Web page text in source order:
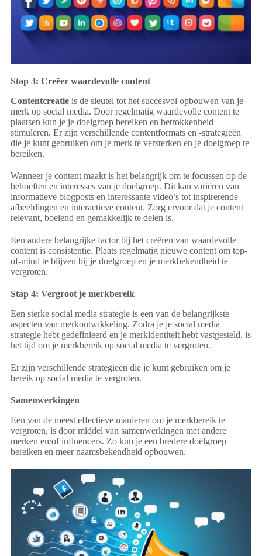
Stap 3: Creëer waardevolle content
Contentcreatie is de sleutel tot het succesvol opbouwen van je
merk op social media. Door regelmatig waardevolle content te
plaatsen kun je je doelgroep bereiken en betrokkenheid
stimuleren. Er zijn verschillende contentformats en -strategieën
die je kunt gebruiken om je merk te versterken en je doelgroep te
bereiken.
Wanneer je content maakt is het belangrijk om te focussen op de
behoeften en interesses van je doelgroep. Dit kan variëren van
informatieve blogposts en interessante video’s tot inspirerende
afbeeldingen en interactieve content. Zorg ervoor dat je content
relevant, boeiend en gemakkelijk te delen is.
Een andere belangrijke factor bij het creëren van waardevolle
content is consistentie. Plaats regelmatig nieuwe content om top-
of-mind te blijven bij je doelgroep en je merkbekendheid te
vergroten.
Stap 4: Vergroot je merkbereik
Een sterke social media strategie is een van de belangrijkste
aspecten van merkontwikkeling. Zodra je je social media
strategie hebt gedefinieerd en je merkidentiteit hebt vastgesteld, is
het tijd om je merkbereik op social media te vergroten.
Er zijn verschillende strategieën die je kunt gebruiken om je
bereik op social media te vergroten.
Samenwerkingen
Een van de meest effectieve manieren om je merkbereik te
vergroten, is door middel van samenwerkingen met andere
merken en/of influencers. Zo kun je een bredere doelgroep
bereiken en meer naamsbekendheid opbouwen.